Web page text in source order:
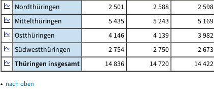
Nordthüringen 2 501 2 588 2 598
Mittelthüringen
5 435 5 243 5 169
Ostthüringen
4 146 4 139 3 982
Südwestthüringen
2 754 2 750 2 673
Thüringen insgesamt
14 836 14 720 14 422
▴ nach oben